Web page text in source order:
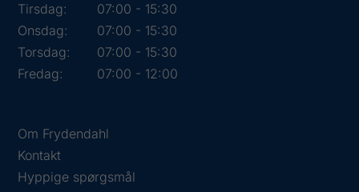
Tirsdag:
07:00 - 15:30
Onsdag:
07:00 - 15:30
Torsdag:
07:00 - 15:30
Fredag:
07:00 - 12:00
Om Frydendahl
Kontakt
Hyppige spørgsmål